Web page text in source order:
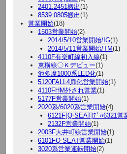
2401.2451搬出(1)
8539.0805搬出(1)
営業開始(18)
1503営業開始(2)
2014/5/10営業開始/IG(1)
2014/5/11営業開始/TM(1)
4110F有楽町線初入線(1)
東横線〇Ｋデビュー(1)
池多摩1000系LED化(1)
5120FALL4扉化営業開始(1)
4110FHM外され営業(1)
5177F営業開始(1)
2020系/6020系営業開始(4)
6121F[Q-SEAT]ﾃﾞﾊ6321営
2132F営業開始(1)
2003F大井町線営業開始(1)
6101FQ SEAT営業開始(1)
3020系営業運転開始(2)